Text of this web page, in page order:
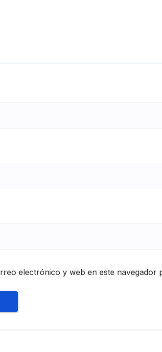
electrónico y web en este navegador